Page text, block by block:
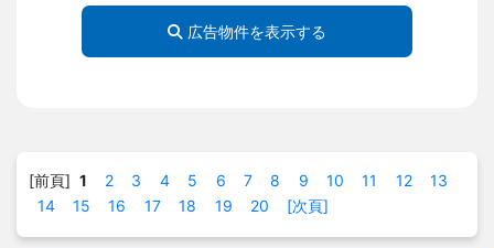
広告物件を表示する
[前頁] 1 2 3 4 5 6 7 8 9 10 11 12
13
14
15 16 17 18 19 20 [次頁]